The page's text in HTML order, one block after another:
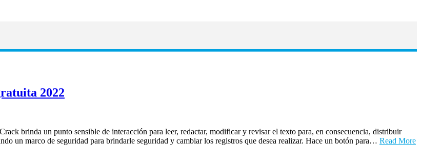
2022
brinda un punto sensible de interacción para leer, redactar, modificar y revisar el texto para, en consecuencia, distribuir
un marco de seguridad para brindarle seguridad y cambiar los registros que desea realizar. Hace un botón para… Read More